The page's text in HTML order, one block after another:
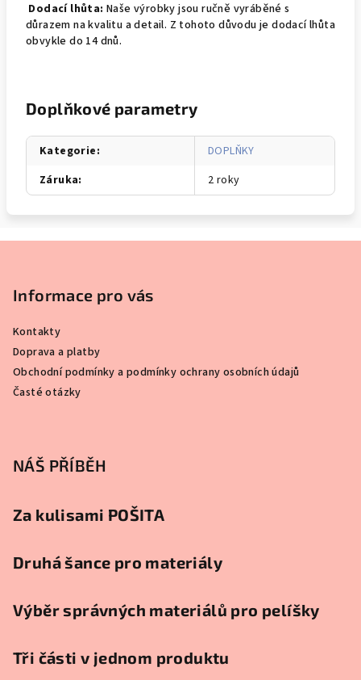
Dodací lhůta:Naše výrobky jsou ručně vyráběné s
důrazem na kvalitu a detail. Z tohoto důvodu je dodací lhůta
obvykle do 14 dnů.
Doplňkové parametry
Kategorie:
DOPLŇKY
Záruka: 2 roky
Informace pro vás
Kontakty
Doprava a platby
Obchodní podmínky a podmínky ochrany osobních údajů
Časté otázky
NÁŠ PŘÍBĚH
Za kulisami POŠITA
Druhá šance pro materiály
Výběr správných materiálů pro pelíšky
Tři části v jednom produktu